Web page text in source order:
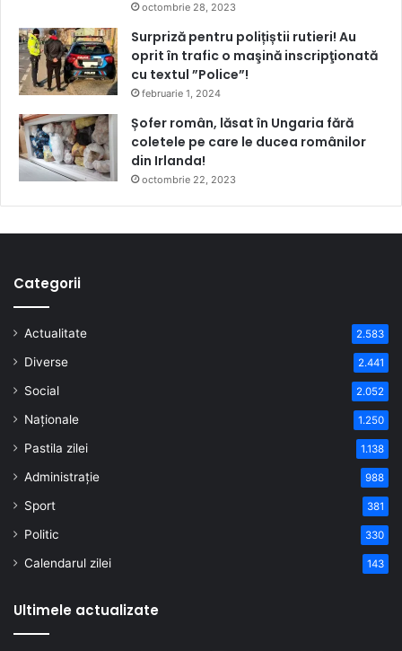
octombrie 28, 2023
Surpriză pentru polițiștii rutieri! Au
oprit în trafic o maşină inscripţionată
cu textul ”Police”!
februarie 1, 2024
Șofer român, lăsat în Ungaria fără
coletele pe care le ducea românilor
din Irlanda!
octombrie 22, 2023
Categorii
Actualitate 2.583
Diverse 2.441
Social 2.052
Naționale 1.250
Pastila zilei 1.138
Administrație 988
Sport 381
Politic 330
Calendarul zilei 143
Ultimele actualizate